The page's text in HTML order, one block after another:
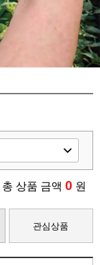
총 상품 금액 0 원
관심상품